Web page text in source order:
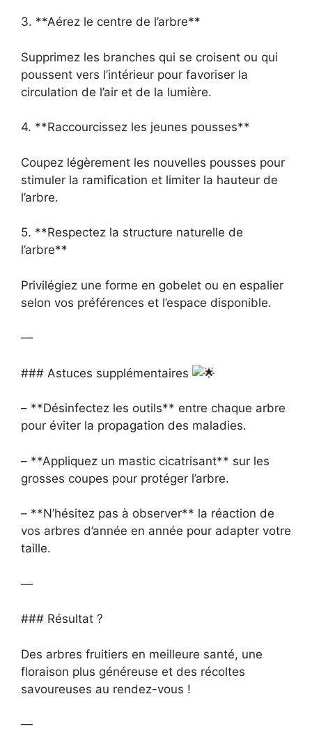
3. **Aérez le centre de l’arbre**
Supprimez les branches qui se croisent ou qui
poussent vers l’intérieur pour favoriser la
circulation de l’air et de la lumière.
4. **Raccourcissez les jeunes pousses**
Coupez légèrement les nouvelles pousses pour
stimuler la ramification et limiter la hauteur de
l’arbre.
5. **Respectez la structure naturelle de
l’arbre**
Privilégiez une forme en gobelet ou en espalier
selon vos préférences et l’espace disponible.
—
### Astuces supplémentaires
– **Désinfectez les outils** entre chaque arbre
pour éviter la propagation des maladies.
– **Appliquez un mastic cicatrisant** sur les
grosses coupes pour protéger l’arbre.
– **N’hésitez pas à observer** la réaction de
vos arbres d’année en année pour adapter votre
taille.
—
### Résultat ?
Des arbres fruitiers en meilleure santé, une
floraison plus généreuse et des récoltes
savoureuses au rendez-vous !
—